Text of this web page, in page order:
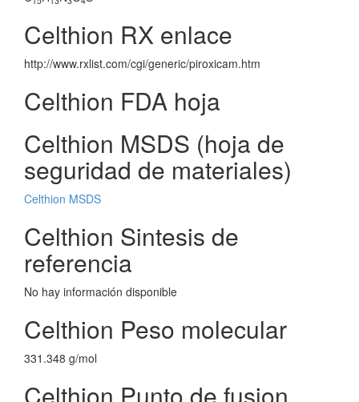
Celthion RX enlace
http://www.rxlist.com/cgi/generic/piroxicam.htm
Celthion FDA hoja
Celthion MSDS (hoja de
seguridad de materiales)
Celthion MSDS
Celthion Sintesis de
referencia
No hay información disponible
Celthion Peso molecular
331.348 g/mol